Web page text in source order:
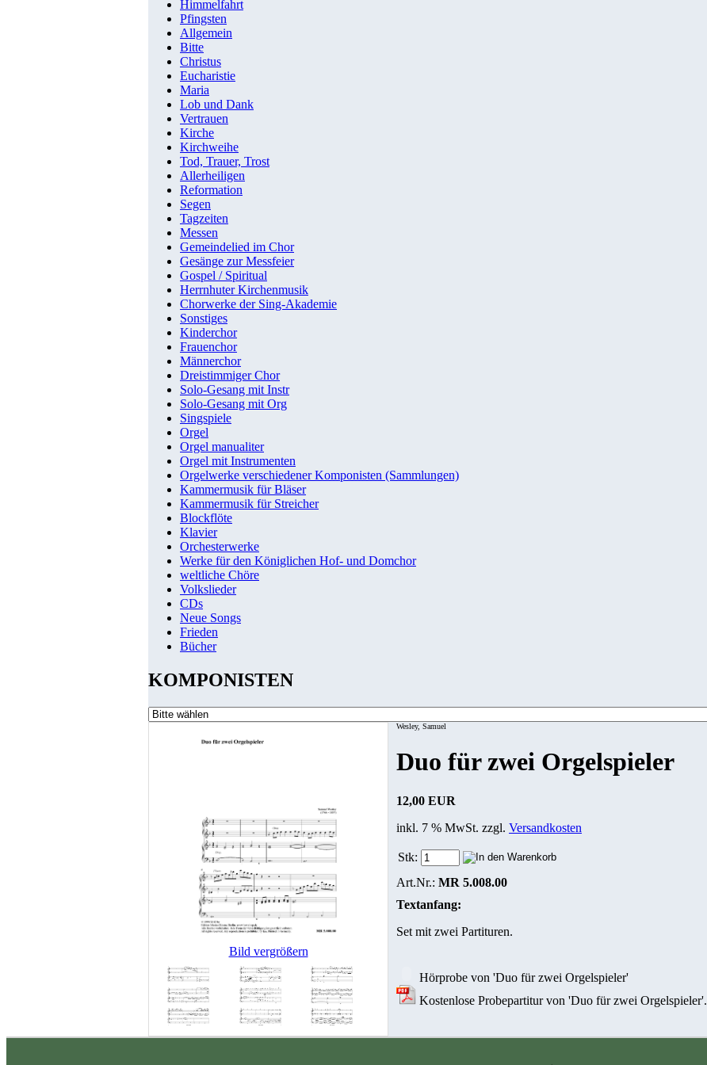
Himmelfahrt
Pfingsten
Allgemein
Bitte
Christus
Eucharistie
Maria
Lob und Dank
Vertrauen
Kirche
Kirchweihe
Tod, Trauer, Trost
Allerheiligen
Reformation
Segen
Tagzeiten
Messen
Gemeindelied im Chor
Gesänge zur Messfeier
Gospel / Spiritual
Herrnhuter Kirchenmusik
Chorwerke der Sing-Akademie
Sonstiges
Kinderchor
Frauenchor
Männerchor
Dreistimmiger Chor
Solo-Gesang mit Instr
Solo-Gesang mit Org
Singspiele
Orgel
Orgel manualiter
Orgel mit Instrumenten
Orgelwerke verschiedener Komponisten (Sammlungen)
Kammermusik für Bläser
Kammermusik für Streicher
Blockflöte
Klavier
Orchesterwerke
Werke für den Königlichen Hof- und Domchor
weltliche Chöre
Volkslieder
CDs
Neue Songs
Frieden
Bücher
KOMPONISTEN
Bild vergrößern
Wesley, Samuel
Duo für zwei Orgelspieler
12,00 EUR
inkl. 7 % MwSt. zzgl. Versandkosten
Stk:
Art.Nr.: MR 5.008.00
Textanfang:
Set mit zwei Partituren.
Hörprobe von 'Duo für zwei Orgelspieler'
Kostenlose Probepartitur von 'Duo für zwei Orgelspieler'.